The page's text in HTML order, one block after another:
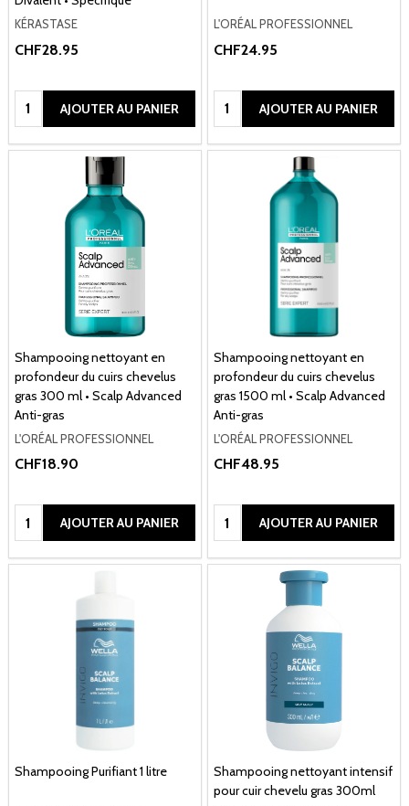
KÉRASTASE
CHF28.95
Quantité:AJOUTER AU PANIER
L'ORÉAL PROFESSIONNEL
CHF24.95
Quantité:AJOUTER AU PANIER
Shampooing nettoyant en
profondeur du cuirs chevelus
gras 300 ml • Scalp Advanced
Anti-gras
L'ORÉAL PROFESSIONNEL
CHF18.90
Quantité:AJOUTER AU PANIER
Shampooing nettoyant en
profondeur du cuirs chevelus
gras 1500 ml • Scalp Advanced
Anti-gras
L'ORÉAL PROFESSIONNEL
CHF48.95
Quantité:AJOUTER AU PANIER
Shampooing Purifiant 1 litre
Shampooing nettoyant intensif
pour cuir chevelu gras 300ml